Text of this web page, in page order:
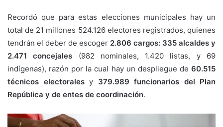
Recordó que para estas elecciones municipales hay un
total de 21 millones 524.126 electores registrados, quienes
tendrán el deber de escoger 2.806 cargos: 335 alcaldes y
2.471 concejales (982 nominales, 1.420 listas, y 69
indígenas), razón por la cual hay un despliegue de 60.515
técnicos electoralesy 379.989 funcionarios del Plan
República y de entes de coordinación.